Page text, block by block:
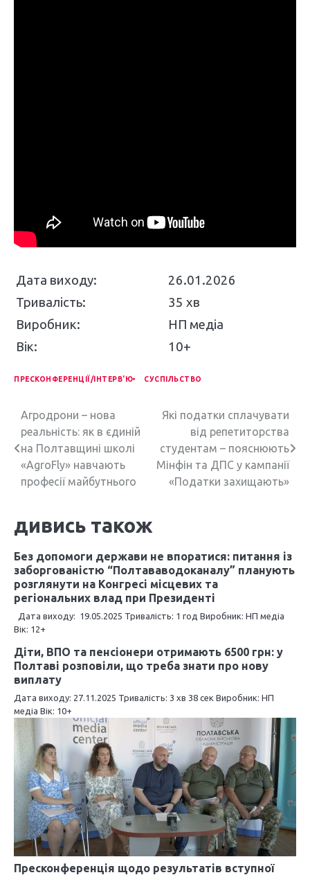
Дата виходу:
26.01.2026
Тривалість:
35 хв
Виробник:
НП медіа
Вік:
10+
ПРЕСКОНФЕРЕНЦІЇ/ІНТЕРВ'Ю СУСПІЛЬСТВО
Н
а
в
г
а
ц
і
я
а
п
и
с
і
Агродрони – нова
реальність: як в єдиній
на Полтавщині школі
«AgroFly» навчають
професії майбутнього
Які податки сплачувати
від репетиторства
студентам – пояснюють
Мінфін та ДПС у кампанії
«Податки захищають»
дивись також
Без допомоги держави не впоратися: питання із
заборгованістю “Полтававодоканалу” планують
розглянути на Конгресі місцевих та
регіональних влад при Президенті
Дата виходу: 19.05.2025 Тривалість: 1 год Виробник: НП медіа
Вік: 12+
Діти, ВПО та пенсіонери отримають 6500 грн: у
Полтаві розповіли, що треба знати про нову
виплату
Дата виходу: 27.11.2025 Тривалість: 3 хв 38 сек Виробник: НП
медіа Вік: 10+
Пресконференція щодо результатів вступної